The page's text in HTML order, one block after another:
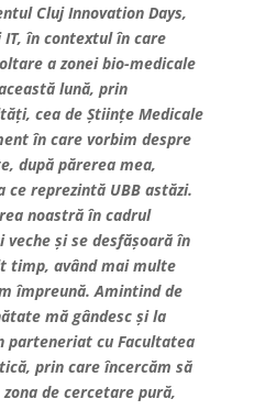
Cluj Innovation Days,
în contextul în care
a zonei bio-medicale
lună, prin
cea de Științe Medicale
în care vorbim despre
după părerea mea,
reprezintă UBB astăzi.
noastră în cadrul
și se desfășoară în
timp, având mai multe
împreună. Amintind de
mă gândesc și la
parteneriat cu Facultatea
prin care încercăm să
de cercetare pură,